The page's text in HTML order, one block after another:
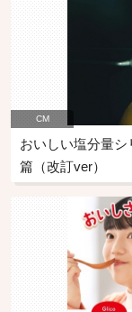
CM
おいしい塩分量
篇（改訂ver）